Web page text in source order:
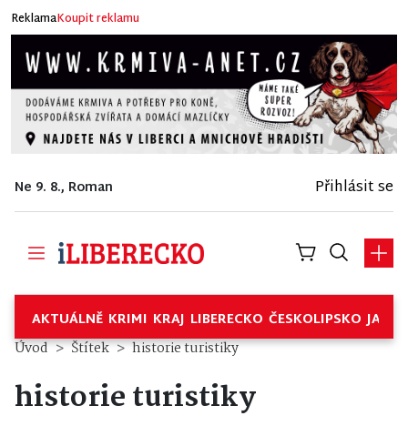
ReklamaKoupit reklamu
Ne 9. 8., Roman Přihlásit se
AKTUÁLNĚ KRIMI KRAJ LIBERECKO ČESKOLIPSKO
Úvod Štítek historie turistiky
historie turistiky